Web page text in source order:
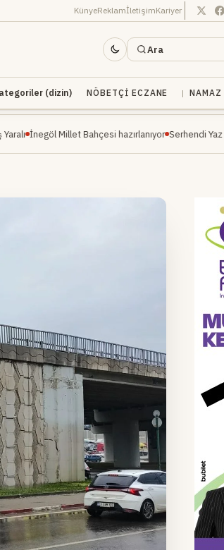
KünyeReklamİletişimKariyer
Ara
(dizin) NÖBETÇI ECZANE
Bahçesi hazırlanıyor Serhendi Yaz Kur'an Kursu